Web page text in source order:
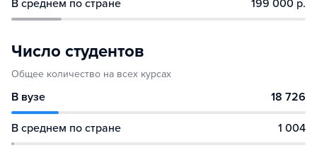
В среднем по стране 199 000 р.
Число студентов
Общее количество на всех курсах
В вузе 18 726
В среднем по стране 1 004